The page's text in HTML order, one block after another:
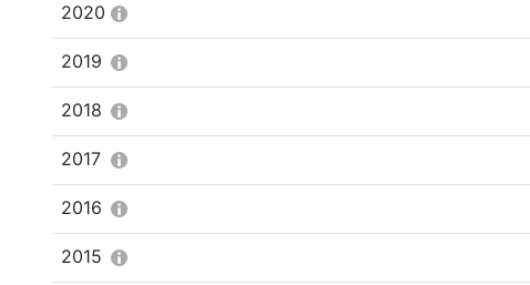
2020
2019
2018
2017
2016
2015